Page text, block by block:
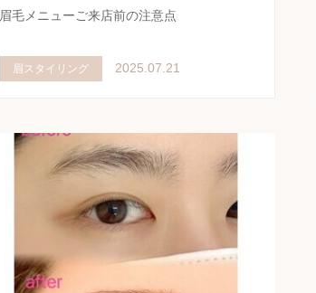
眉毛メニューご来店前の注意点
眉スタイリング 2025.07.21